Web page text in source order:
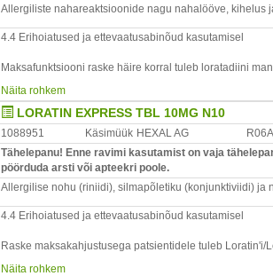
Allergiliste nahareaktsioonide nagu nahalööve,
4.4 Erihoiatused ja ettevaatusabinõud kasutamisel
Maksafunktsiooni raske häire korral tuleb loratadiini
Loratadiinravi tuleb lõpetada vähemalt 48 tundi enne
võivad ära hoida või vähendada tegelikku positiivset
Mõnedel patsientidel võib loratadiin põhjustada
suuhügieen väga oluline, kuna suureneb risk kaariese
Ravim sisaldab laktoosi mistõttu ei tohi seda ravimit
puudulikkuse või glükoosi-galaktoosi
Ettevaatusega tuleb manustada raske
Näita rohkem
LORATIN EXPRESS TBL 10MG N10
1088951 Käsimüük HEXAL AG
Tähelepanu! Enne ravimi kasutamist on vaja
pöörduda arsti või apteekri poole.
Allergilise nohu (riniidi), silmapõletiku (konjunktiviidi) ja
4.4 Erihoiatused ja ettevaatusabinõud kasutamisel
Raske maksakahjustusega patsientidele tuleb Loratin'i/
Näita rohkem